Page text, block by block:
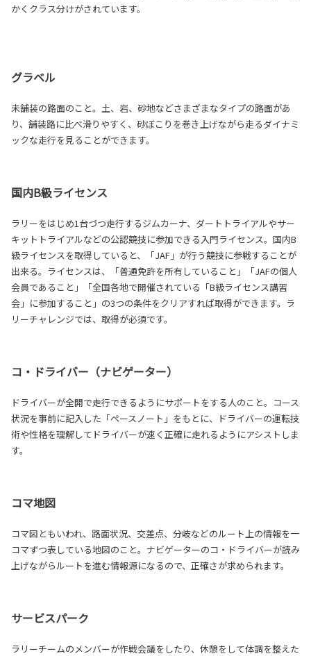
かくクラス分けがされています。
グラベル
未舗装の路面のこと。土、岩、砂地などさまざまなタイプの路面があ
り、舗装路に比べ滑りやすく、砂ぼこりを巻き上げながら走るダイナミ
ックな走行を見ることができます。
国内B級ライセンス
ラリーをはじめ1台づつ走行するジムカーナ、ダートトライアルやサー
キットトライアルなどの公認競技に参加できる入門ライセンス。国内B
級ライセンスを取得していると、「JAF」が行う競技に参戦することが
出来る。ライセンスは、「普通免許を所有していること」「JAFの個人
会員であること」「全国各地で開催されている「B級ライセンス講習
会」に参加すること」の3つの条件をクリアすれば取得ができます。ラ
リーチャレンジでは、取得が必須です。
コ・ドライバー（ナビゲーター）
ドライバーが全開で走行できるようにサポートをする人のこと。コース
状況を事前に記入した「ペースノート」をもとに、ドライバーの運転技
術や性格を理解してドライバーが速く正確に走れるようにアシストしま
す。
コマ地図
コマ図ともいわれ、路面状況、交差点、分岐などのルート上の情報を一
コマずつ表している地図のこと。ナビゲーターのコ・ドライバーが読み
上げながらルートを進む情報源になるので、正確さが求められます。
サービスパーク
ラリーチームのメンバーが作戦会議をしたり、休憩をして体調を整えた